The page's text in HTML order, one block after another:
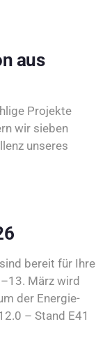
aus
Projekte
wir sieben
unseres
bereit für Ihre
März wird
der Energie-
– Stand E41